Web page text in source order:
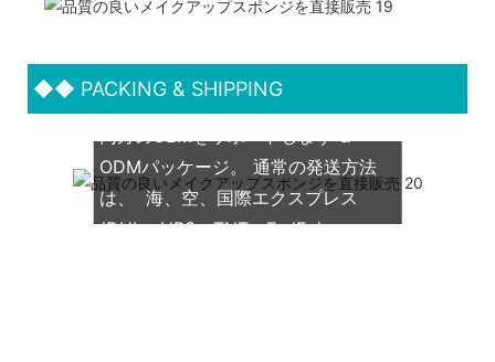
◆◆ PACKING & SHIPPING
両方のOEMをサポートします &
ODMパッケージ。 通常の発送方法
は、 海、空、国際エクスプレス
(DHL、UPS、TNT、FedEx)